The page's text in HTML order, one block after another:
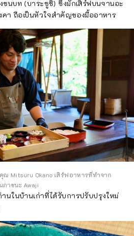
ชนบท (บาระซูชิ) ซึ่งมักเสิร์ฟบนจานอะ
คา ถือเป็นหัวใจสำคัญของมื้ออาหาร
ณ Mitsuru Okano เสิร์ฟอาหารที่ทำจาก
าชนะ Awaji
นในบ้านเก่าที่ได้รับการปรับปรุงใหม่